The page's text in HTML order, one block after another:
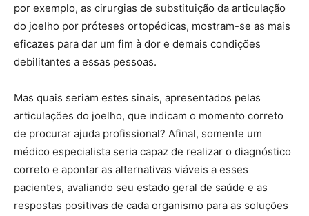
por exemplo, as cirurgias de substituição da articulação
do joelho por próteses ortopédicas, mostram-se as mais
eficazes para dar um fim à dor e demais condições
debilitantes a essas pessoas.
Mas quais seriam estes sinais, apresentados pelas
articulações do joelho, que indicam o momento correto
de procurar ajuda profissional? Afinal, somente um
médico especialista seria capaz de realizar o diagnóstico
correto e apontar as alternativas viáveis a esses
pacientes, avaliando seu estado geral de saúde e as
respostas positivas de cada organismo para as soluções